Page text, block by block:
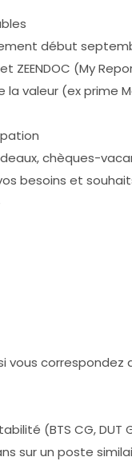
début
ZEENDOC (My
valeur (ex prime
chèques-
besoins et
correspondez
(BTS CG, DUT
sur un poste